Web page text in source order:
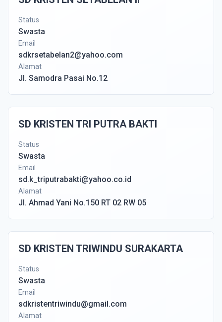
Status
Swasta
Email
sdkrsetabelan2@yahoo.com
Alamat
Jl. Samodra Pasai No.12
SD KRISTEN TRI PUTRA BAKTI
Status
Swasta
Email
sd.k_triputrabakti@yahoo.co.id
Alamat
Jl. Ahmad Yani No.150 RT 02 RW 05
SD KRISTEN TRIWINDU SURAKARTA
Status
Swasta
Email
sdkristentriwindu@gmail.com
Alamat